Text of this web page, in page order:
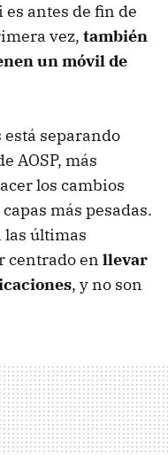
es antes de fin de
vez, también
un móvil de
está separando
AOSP, más
los cambios
más pesadas.
las últimas
centrado en llevar
, y no son